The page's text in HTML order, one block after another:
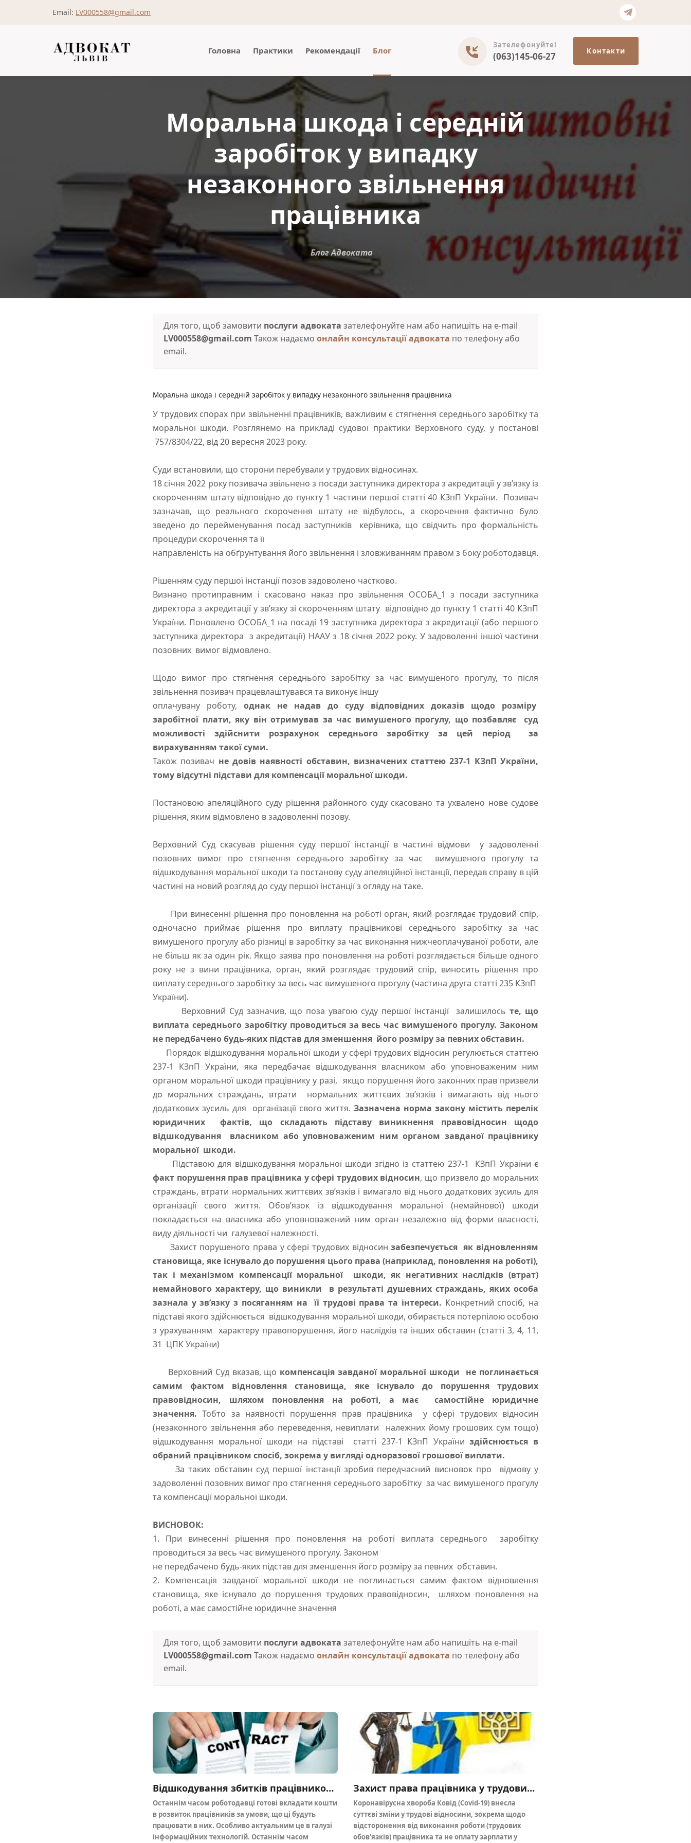
Email: LV000558@gmail.com
Зателефонуйте!
(063)145-06-27 Контакти
Головна Практики Рекомендації Блог
Моральна шкода і середній
заробіток у випадку
незаконного звільнення
працівника
Блог Адвоката
Для того, щоб замовити послуги адвоката зателефонуйте нам або напишіть на e-mail
LV000558@gmail.com Також надаємо онлайн консультації адвоката по телефону або
email.
Моральна шкода і середній заробіток у випадку незаконного звільнення працівника
У трудових спорах при звільненні працівників, важливим є стягнення середнього заробітку та
моральної шкоди. Розглянемо на прикладі судової практики Верховного суду, у постанові
757/8304/22, від 20 вересня 2023 року.
Суди встановили, що сторони перебували у трудових відносинах.
18 січня 2022 року позивача звільнено з посади заступника директора з акредитації у зв’язку із
скороченням штату відповідно до пункту 1 частини першої статті 40 КЗпП України. Позивач
зазначав, що реального скорочення штату не відбулось, а скорочення фактично було
зведено до перейменування посад заступників керівника, що свідчить про формальність
процедури скорочення та її
направленість на обґрунтування його звільнення і зловживанням правом з боку роботодавця.
Рішенням суду першої інстанції позов задоволено частково.
Визнано протиправним і скасовано наказ про звільнення ОСОБА_1 з посади заступника
директора з акредитації у зв’язку зі скороченням штату відповідно до пункту 1 статті 40 КЗпП
України. Поновлено ОСОБА_1 на посаді 19 заступника директора з акредитації (або першого
заступника директора з акредитації) НААУ з 18 січня 2022 року. У задоволенні іншої частини
позовних вимог відмовлено.
Щодо вимог про стягнення середнього заробітку за час вимушеного прогулу, то після
звільнення позивач працевлаштувався та виконує іншу
оплачувану роботу, однак не надав до суду відповідних доказів щодо розміру
заробітної плати, яку він отримував за час вимушеного прогулу, що позбавляє суд
можливості здійснити розрахунок середнього заробітку за цей період за
вирахуванням такої суми.
Також позивач не довів наявності обставин, визначених статтею 237-1 КЗпП України,
тому відсутні підстави для компенсації моральної шкоди.
Постановою апеляційного суду рішення районного суду скасовано та ухвалено нове судове
рішення, яким відмовлено в задоволенні позову.
Верховний Суд скасував рішення суду першої інстанції в частині відмови у задоволенні
позовних вимог про стягнення середнього заробітку за час вимушеного прогулу та
відшкодування моральної шкоди та постанову суду апеляційної інстанції, передав справу в цій
частині на новий розгляд до суду першої інстанції з огляду на таке.
При винесенні рішення про поновлення на роботі орган, який розглядає трудовий спір,
одночасно приймає рішення про виплату працівникові середнього заробітку за час
вимушеного прогулу або різниці в заробітку за час виконання нижчеоплачуваної роботи, але
не більш як за один рік. Якщо заява про поновлення на роботі розглядається більше одного
року не з вини працівника, орган, який розглядає трудовий спір, виносить рішення про
виплату середнього заробітку за весь час вимушеного прогулу (частина друга статті 235 КЗпП
України).
Верховний Суд зазначив, що поза увагою суду першої інстанції залишилосьте, що
виплата середнього заробітку проводиться за весь час вимушеного прогулу. Законом
не передбачено будь-яких підстав для зменшення його розміру за певних обставин.
Порядок відшкодування моральної шкоди у сфері трудових відносин регулюється статтею
237-1 КЗпП України, яка передбачає відшкодування власником або уповноваженим ним
органом моральної шкоди працівнику у разі, якщо порушення його законних прав призвели
до моральних страждань, втрати нормальних життєвих зв’язків і вимагають від нього
додаткових зусиль для організації свого життя.Зазначена норма закону містить перелік
юридичних фактів, що складають підставу виникнення правовідносин щодо
відшкодування власником або уповноваженим ним органом завданої працівнику
моральної шкоди.
Підставою для відшкодування моральної шкоди згідно із статтею 237-1 КЗпП України є
факт порушення прав працівника у сфері трудових відносин, що призвело до моральних
страждань, втрати нормальних життєвих зв’язків і вимагало від нього додаткових зусиль для
організації свого життя. Обов’язок із відшкодування моральної (немайнової) шкоди
покладається на власника або уповноважений ним орган незалежно від форми власності,
виду діяльності чи галузевої належності.
Захист порушеного права у сфері трудових відносинзабезпечується як відновленням
становища, яке існувало до порушення цього права (наприклад, поновлення на роботі),
так і механізмом компенсації моральної шкоди, як негативних наслідків (втрат)
немайнового характеру, що виникли в результаті душевних страждань, яких особа
зазнала у зв’язку з посяганням на її трудові права та інтереси. Конкретний спосіб, на
підставі якого здійснюється відшкодування моральної шкоди, обирається потерпілою особою
з урахуванням характеру правопорушення, його наслідків та інших обставин (статті 3, 4, 11,
31 ЦПК України)
Верховний Суд вказав, що компенсація завданої моральної шкоди не поглинається
самим фактом відновлення становища, яке існувало до порушення трудових
правовідносин, шляхом поновлення на роботі, а має самостійне юридичне
значення.Тобто за наявності порушення прав працівника у сфері трудових відносин
(незаконного звільнення або переведення, невиплати належних йому грошових сум тощо)
відшкодування моральної шкоди на підставі статті 237-1 КЗпП Україниздійснюється в
обраний працівником спосіб, зокрема у вигляді одноразової грошової виплати.
За таких обставин суд першої інстанції зробив передчасний висновок про відмову у
задоволенні позовних вимог про стягнення середнього заробітку за час вимушеного прогулу
та компенсації моральної шкоди.
ВИСНОВОК:
1. При винесенні рішення про поновлення на роботі виплата середнього заробітку
проводиться за весь час вимушеного прогулу. Законом
не передбачено будь-яких підстав для зменшення його розміру за певних обставин.
2. Компенсація завданої моральної шкоди не поглинається самим фактом відновлення
становища, яке існувало до порушення трудових правовідносин, шляхом поновлення на
роботі, а має самостійне юридичне значення
Для того, щоб замовити послуги адвоката зателефонуйте нам або напишіть на e-mail
LV000558@gmail.com Також надаємо онлайн консультації адвоката по телефону або
email.
Відшкодування збитків працівником на користь роботодавця
Останнім часом роботодавці готові вкладати кошти
в розвиток працівників за умови, що ці будуть
працювати в них. Особливо актуальним це в галузі
інформаційних технологій. Останнім часом
Захист права працівника у трудових відносинах (відсторонення Covid-19)
Коронавірусна хвороба Ковід (Covid-19) внесла
суттєві зміни у трудові відносини, зокрема щодо
відсторонення від виконання роботи (трудових
обов'язків) працівника та не оплату зарплати у